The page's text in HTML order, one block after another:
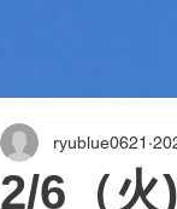
2/6（
ryublue0621